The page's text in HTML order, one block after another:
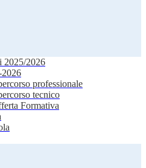
2025/2026
professionale
tecnico
Formativa